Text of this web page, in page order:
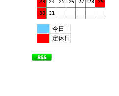
23 24 25 26 27 28 29
30 31
今日
定休日